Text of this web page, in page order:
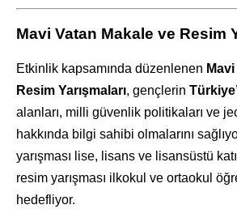
Mavi Vatan Makale ve Resim
Etkinlik kapsamında düzenlenen
Resim Yarışmaları, gençlerin
alanları, milli güvenlik politikaları ve
hakkında bilgi sahibi olmalarını
yarışması lise, lisans ve lisansüstü
resim yarışması ilkokul ve ortaokul
hedefliyor.